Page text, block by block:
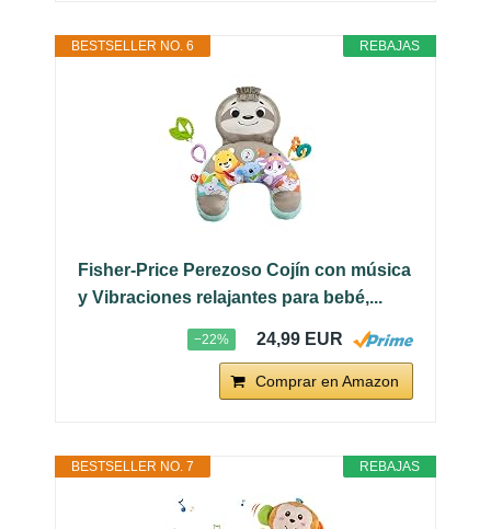
REBAJAS
BESTSELLER NO. 6
Fisher-Price Perezoso Cojín con música
y Vibraciones relajantes para bebé,...
−22% 24,99 EUR
Comprar en Amazon
REBAJAS
BESTSELLER NO. 7